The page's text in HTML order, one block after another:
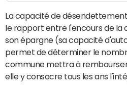
La capacité de
le rapport entre l'encours de
son épargne (sa capacité
permet de déterminer le
commune mettra à
elle y consacre tous les ans